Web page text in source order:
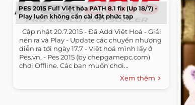
PES 2015 Full Việt hóa PATH 8.1 fix (Up 18/7) -
Play luôn không cần cài đặt phức tạp
​ ​ Cập nhật 20.7.2015 - Đã Add Việt Hoá - Giải
nén ra và Play - Update các chuyển nhượng
diễn ra tới ngày 17.7 - Việt hoá mình lấy ở
Pes.vn. - Pes 2015 (by chepgamepc.com)
chơi Offline. Các bạn muốn chơi...
Xem thêm